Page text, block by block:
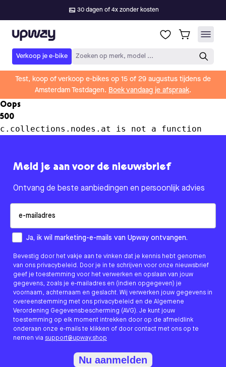
30 dagen of 4x zonder kosten
Upway
Verkoop je e-bike Zoeken op merk, model ...
Test, koop of verkoop e-bikes op 15 of 29 augustus tijdens de
Amsterdam Testdagen. Boek vandaag je afspraak.
Oops
500
c.collections.nodes.at is not a function
Meld je aan voor de nieuwsbrief
Ontvang de beste aanbiedingen en persoonlijk advies
How would you like to hear from us?
Ja, ik wil marketing-e-mails van Upway ontvangen.
Bevestig door het vakje aan te vinken dat je kennis hebt genomen
van ons privacybeleid. Door je in te schrijven voor onze nieuwsbrief
geef je toestemming voor het verwerken en opslaan van jouw
gegevens, zoals je e-mailadres en (indien opgegeven) je
voornaam, achternaam en geslacht. Wij verwerken jouw gegevens in
overeenstemming met ons privacybeleid en de Algemene
Verordening Gegevensbescherming (AVG). Je kunt jouw
toestemming op elk moment intrekken door op de afmeldlink
onderaan onze e-mails te klikken of door contact met ons op te
nemen via support@upway.shop
Nu aanmelden